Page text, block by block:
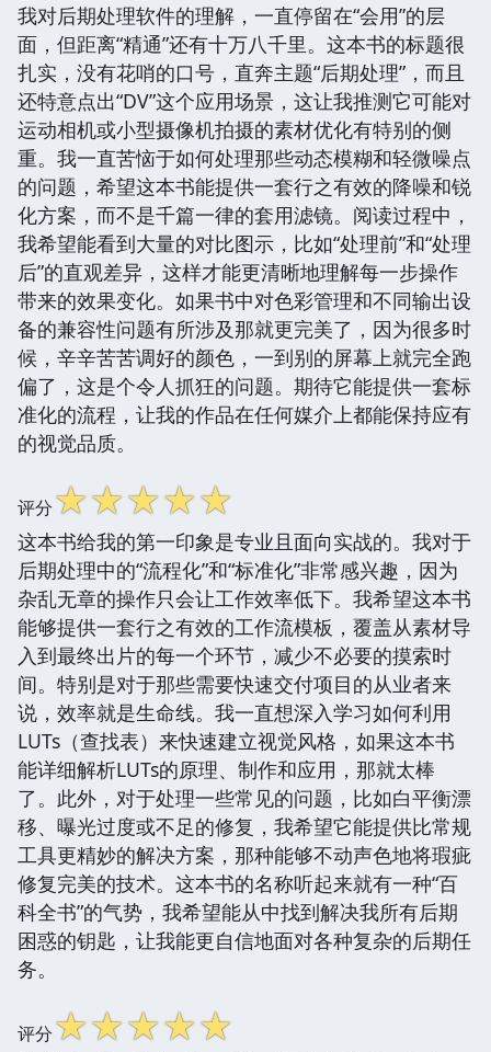
我对后期处理软件的理解，一直停留在“会用”的层
面，但距离“精通”还有十万八千里。这本书的标题很
扎实，没有花哨的口号，直奔主题“后期处理”，而且
还特意点出“DV”这个应用场景，这让我推测它可能对
运动相机或小型摄像机拍摄的素材优化有特别的侧
重。我一直苦恼于如何处理那些动态模糊和轻微噪点
的问题，希望这本书能提供一套行之有效的降噪和锐
化方案，而不是千篇一律的套用滤镜。阅读过程中，
我希望能看到大量的对比图示，比如“处理前”和“处理
后”的直观差异，这样才能更清晰地理解每一步操作
带来的效果变化。如果书中对色彩管理和不同输出设
备的兼容性问题有所涉及那就更完美了，因为很多时
候，辛辛苦苦调好的颜色，一到别的屏幕上就完全跑
偏了，这是个令人抓狂的问题。期待它能提供一套标
准化的流程，让我的作品在任何媒介上都能保持应有
的视觉品质。
评分☆☆☆☆☆
这本书给我的第一印象是专业且面向实战的。我对于
后期处理中的“流程化”和“标准化”非常感兴趣，因为
杂乱无章的操作只会让工作效率低下。我希望这本书
能够提供一套行之有效的工作流模板，覆盖从素材导
入到最终出片的每一个环节，减少不必要的摸索时
间。特别是对于那些需要快速交付项目的从业者来
说，效率就是生命线。我一直想深入学习如何利用
LUTs（查找表）来快速建立视觉风格，如果这本书
能详细解析LUTs的原理、制作和应用，那就太棒
了。此外，对于处理一些常见的问题，比如白平衡漂
移、曝光过度或不足的修复，我希望它能提供比常规
工具更精妙的解决方案，那种能够不动声色地将瑕疵
修复完美的技术。这本书的名称听起来就有一种“百
科全书”的气势，我希望能从中找到解决我所有后期
困惑的钥匙，让我能更自信地面对各种复杂的后期任
务。
评分☆☆☆☆☆